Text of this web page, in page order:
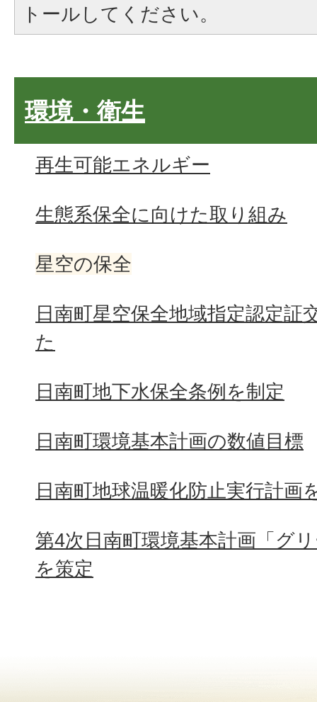
トールしてください。
環境・衛生
再生可能エネルギー
生態系保全に向けた取り組み
星空の保全
日南町星空保全地域指定認定証
た
日南町地下水保全条例を制定
日南町環境基本計画の数値目標
日南町地球温暖化防止実行計画
第4次日南町環境基本計画「グ
を策定